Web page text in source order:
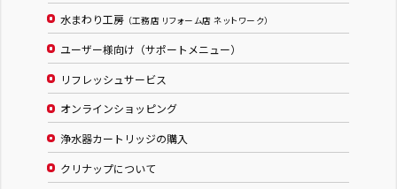
水まわり工房 （工務店 リフォーム店 ネットワーク）
ユーザー様向け（サポートメニュー）
リフレッシュサービス
オンラインショッピング
浄水器カートリッジの購入
クリナップについて